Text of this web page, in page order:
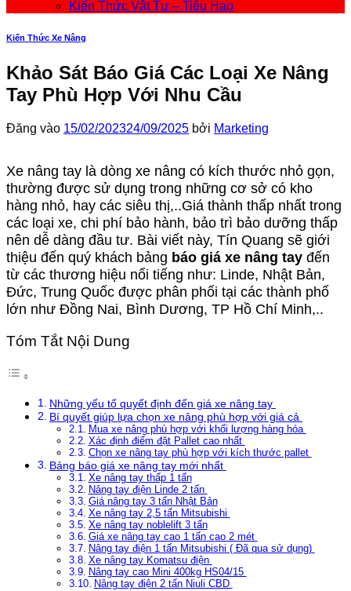
Kiến Thức Vật Tư – Tiêu Hao
Kiến Thức Xe Nâng
Khảo Sát Báo Giá Các Loại Xe Nâng
Tay Phù Hợp Với Nhu Cầu
Đăng vào 15/02/202324/09/2025 bởi Marketing
Xe nâng tay là dòng xe nâng có kích thước nhỏ gọn,
thường được sử dụng trong những cơ sở có kho
hàng nhỏ, hay các siêu thị,..Giá thành thấp nhất trong
các loại xe, chi phí bảo hành, bảo trì bảo dưỡng thấp
nên dễ dàng đầu tư. Bài viết này, Tín Quang sẽ giới
thiệu đến quý khách bảng báo giá xe nâng tay đến
từ các thương hiệu nổi tiếng như: Linde, Nhật Bản,
Đức, Trung Quốc được phân phối tại các thành phố
lớn như Đồng Nai, Bình Dương, TP Hồ Chí Minh,..
Tóm Tắt Nội Dung
Những yếu tố quyết định đến giá xe nâng tay
Bí quyết giúp lựa chọn xe nâng phù hợp với giá cả
Mua xe nâng phù hợp với khối lượng hàng hóa
Xác định điểm đặt Pallet cao nhất
Chọn xe nâng tay phù hợp với kích thước pallet
Bảng báo giá xe nâng tay mới nhất
Xe nâng tay thấp 1 tấn
Nâng tay điện Linde 2 tấn
Giá nâng tay 3 tấn Nhật Bản
Xe nâng tay 2,5 tấn Mitsubishi
Xe nâng tay noblelift 3 tấn
Giá xe nâng tay cao 1 tấn cao 2 mét
Nâng tay điện 1 tấn Mitsubishi ( Đã qua sử dụng)
Xe nâng tay Komatsu điện
Nâng tay cao Mini 400kg HS04/15
Nâng tay điện 2 tấn Niuli CBD